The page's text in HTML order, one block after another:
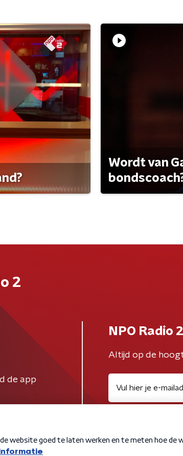
Wordt van
2
de app
NPO Radio
Altijd op de